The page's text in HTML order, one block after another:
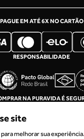
PAGUE EM ATÉ 6X NO CARTÃO
RESPONSABILIDADE
NA PURAVIDA É
site
melhorar sua